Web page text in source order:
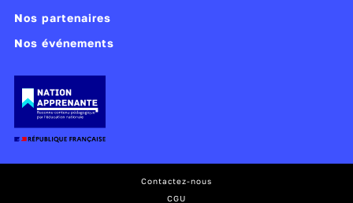
Nos partenaires
Nos événements
Contactez-nous
CGU